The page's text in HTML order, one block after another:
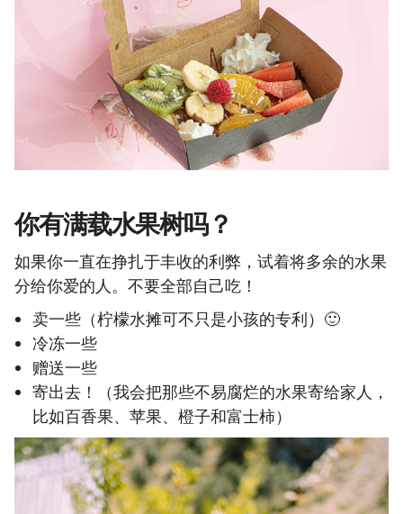
你有满载水果树吗？
如果你一直在挣扎于丰收的利弊，试着将多余的水果
分给你爱的人。不要全部自己吃！
卖一些（柠檬水摊可不只是小孩的专利）🙂
冷冻一些
赠送一些
寄出去！（我会把那些不易腐烂的水果寄给家人，
比如百香果、苹果、橙子和富士柿）